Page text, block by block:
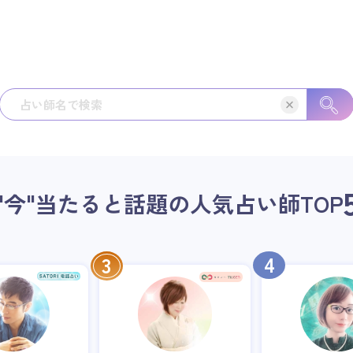
"当たると話題の人気占い師TOP
3 4